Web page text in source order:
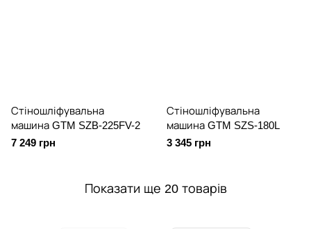
Стіношліфувальна
машина GTM SZB-225FV-2
7 249 грн
Стіношліфувальна
машина GTM SZS-180L
3 345 грн
Показати ще 20 товарів